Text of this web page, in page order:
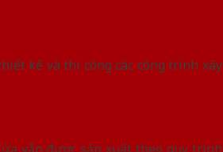
kế và thi công các công trình xây